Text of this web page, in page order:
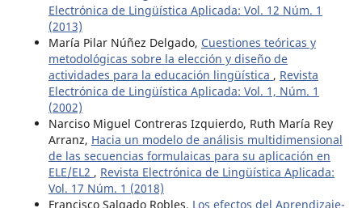
Electrónica de Lingüística Aplicada: Vol. 12 Núm. 1
(2013)
María Pilar Núñez Delgado, Cuestiones teóricas y
metodológicas sobre la elección y diseño de
actividades para la educación lingüística , Revista
Electrónica de Lingüística Aplicada: Vol. 1, Núm. 1
(2002)
Narciso Miguel Contreras Izquierdo, Ruth María Rey
Arranz, Hacia un modelo de análisis multidimensional
de las secuencias formulaicas para su aplicación en
ELE/EL2 , Revista Electrónica de Lingüística Aplicada:
Vol. 17 Núm. 1 (2018)
Francisco Salgado Robles, Los efectos del Aprendizaje-